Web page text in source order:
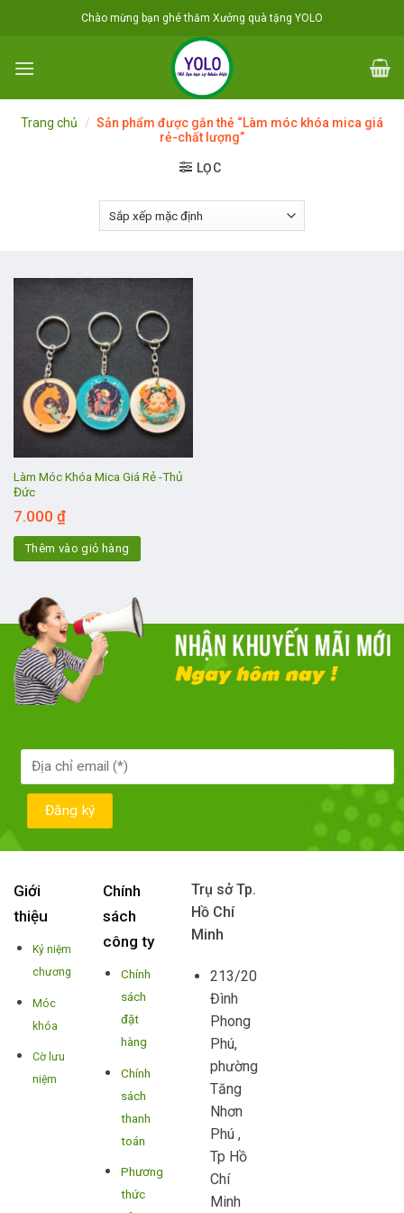
Chào mừng bạn ghé thăm Xưởng quà tặng YOLO
Trang chủ / Sản phẩm được gắn thẻ “Làm móc khóa mica giá
rẻ-chất lượng”
LỌC
Làm Móc Khóa Mica Giá Rẻ -Thủ
Đức
7.000 ₫
Thêm vào giỏ hàng
Giới
thiệu
Kỷ niệm
chương
Móc
khóa
Cờ lưu
niệm
Chính
sách
công ty
Chính
sách
đặt
hàng
Chính
sách
thanh
toán
Phương
thức
Trụ sở Tp.
Hồ Chí
Minh
213/20
Đình
Phong
Phú,
phường
Tăng
Nhơn
Phú ,
Tp Hồ
Chí
Minh